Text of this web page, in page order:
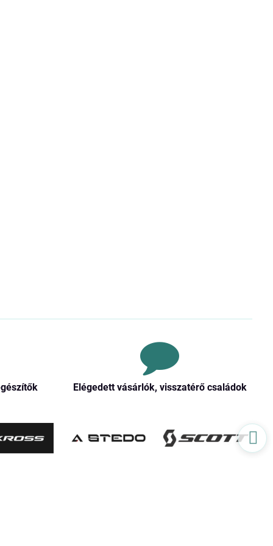
Elégedett vásárlók, visszatérő családok